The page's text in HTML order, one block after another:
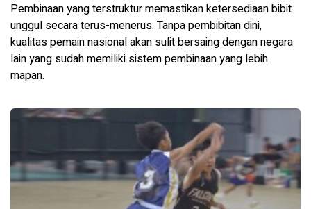
Pembinaan yang terstruktur memastikan ketersediaan bibit
unggul secara terus-menerus. Tanpa pembibitan dini,
kualitas pemain nasional akan sulit bersaing dengan negara
lain yang sudah memiliki sistem pembinaan yang lebih
mapan.